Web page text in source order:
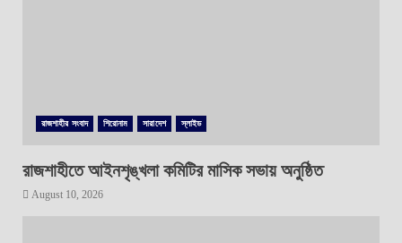
রাজশাহীর সংবাদ শিরোনাম সারাদেশ স্লাইড
রাজশাহীতে আইনশৃঙ্খলা কমিটির মাসিক সভায় অনুষ্ঠিত
August 10, 2026